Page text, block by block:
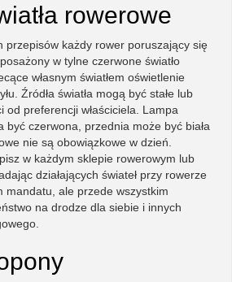
rowerowe
przepisów każdy rower poruszający się
w tylne czerwone światło
własnym światłem oświetlenie
Źródła światła mogą być stałe lub
od preferencji właściciela. Lampa
być czerwona, przednia może być biała
nie są obowiązkowe w dzień.
w każdym sklepie rowerowym lub
działających świateł przy rowerze
mandatu, ale przede wszystkim
na drodze dla siebie i innych